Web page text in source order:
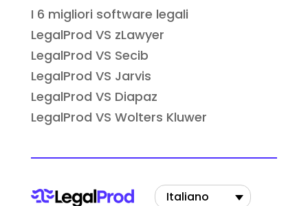
I 6 migliori software legali
LegalProd VS zLawyer
LegalProd VS Secib
LegalProd VS Jarvis
LegalProd VS Diapaz
LegalProd VS Wolters Kluwer
Italiano